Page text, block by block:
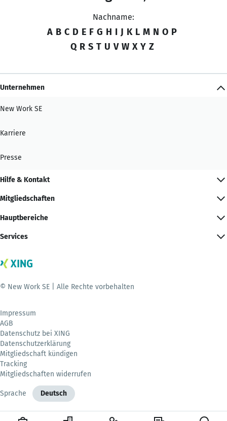
Nachname:
A B C D E F G H I J K L M N O P
Q R S T U V W X Y Z
Unternehmen
New Work SE
Karriere
Presse
Hilfe & Kontakt
Mitgliedschaften
Hauptbereiche
Services
© New Work SE | Alle Rechte vorbehalten
Impressum
AGB
Datenschutz bei XING
Datenschutzerklärung
Mitgliedschaft kündigen
Tracking
Mitgliedschaften widerrufen
Sprache Deutsch